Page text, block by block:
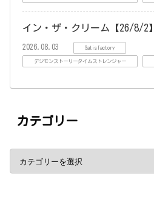
イン・ザ・クリーム【26/8/2】
2026.08.03 Satisfactory
デジモンストーリータイムストレンジャー
カテゴリー